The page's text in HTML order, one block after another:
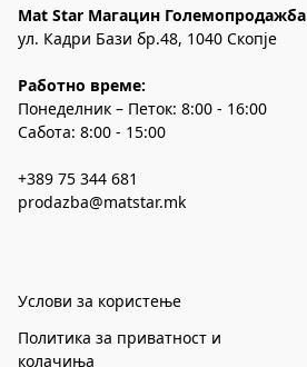
Mat Star Магацин Големопродажба
ул. Кадри Бази бр.48, 1040 Скопје
Работно време:
Понеделник – Петок: 8:00 - 16:00
Сабота: 8:00 - 15:00
+389 75 344 681
prodazba@matstar.mk
Услови за користење
Политика за приватност и
колачиња